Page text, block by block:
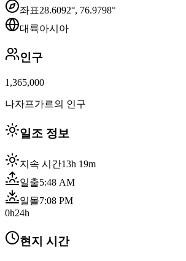
좌표28.6092°, 76.9798°
대륙아시아
인구
1,365,000
나자프가르의 인구
일조 정보
지속 시간13h 19m
일출5:48 AM
일몰7:08 PM
0h24h
현지 시간